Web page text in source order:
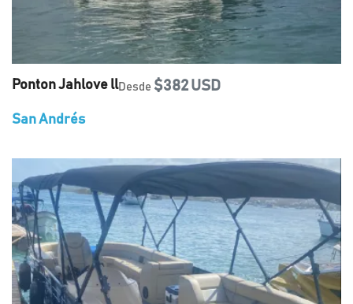
Ponton Jahlove llDesde $382 USD
San Andrés